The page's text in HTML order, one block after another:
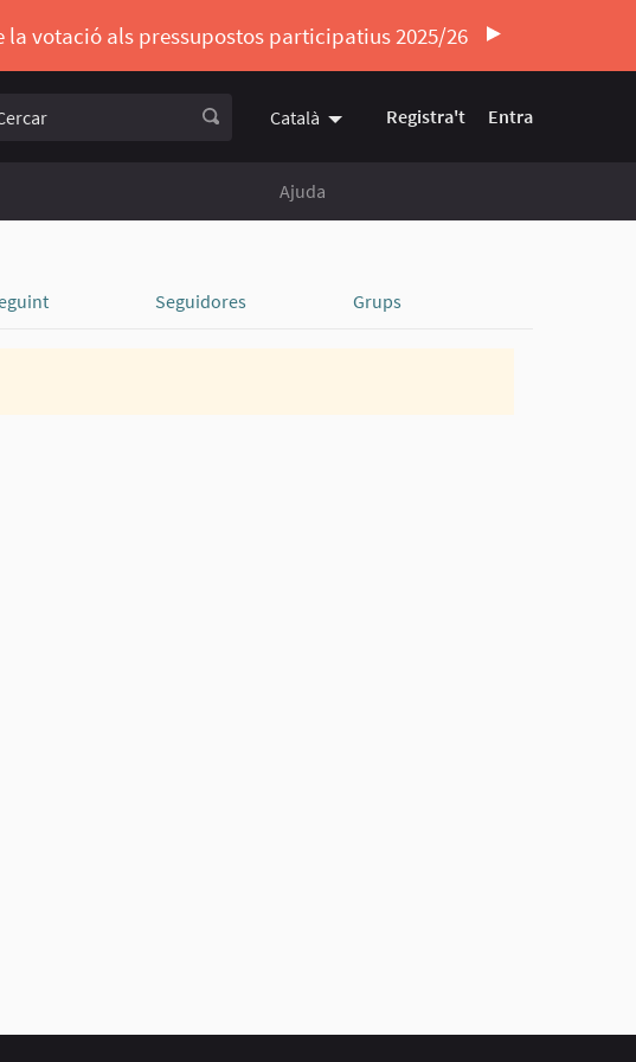
votació als pressupostos participatius 2025/26
Català Triar la llengua Elegir el idioma
Registra't Entra
Ajuda
Seguidores Grups